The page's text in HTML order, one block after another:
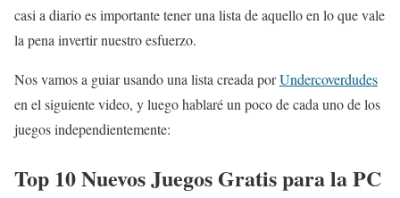
casi a diario es importante tener una lista de aquello en lo que vale
la pena invertir nuestro esfuerzo.
Nos vamos a guiar usando una lista creada porUndercoverdudes
en el siguiente video, y luego hablaré un poco de cada uno de los
juegos independientemente:
Top 10 Nuevos Juegos Gratis para la PC